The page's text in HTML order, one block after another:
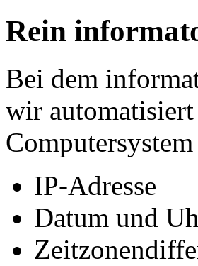
Rein
Bei dem
wir
IP-Adresse
Datum und